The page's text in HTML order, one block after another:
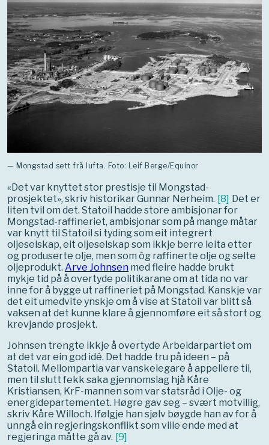
— Mongstad sett frå lufta. Foto: Leif Berge/Equinor
«Det var knyttet stor prestisje til Mongstad-
prosjektet», skriv historikar Gunnar Nerheim. [8] Det er
liten tvil om det. Statoil hadde store ambisjonar for
Mongstad-raffineriet, ambisjonar som på mange måtar
var knytt til Statoil si tyding som eit integrert
oljeselskap, eit oljeselskap som ikkje berre leita etter
og produserte olje, men som òg raffinerte olje og selte
oljeprodukt. Arve Johnsen med fleire hadde brukt
mykje tid på å overtyde politikarane om at tida no var
inne for å bygge ut raffineriet på Mongstad. Kanskje var
det eit umedvite ynskje om å vise at Statoil var blitt så
vaksen at det kunne klare å gjennomføre eit så stort og
krevjande prosjekt.
Johnsen trengte ikkje å overtyde Arbeidarpartiet om
at det var ein god idé. Det hadde tru på ideen – på
Statoil. Mellompartia var vanskelegare å appellere til,
men til slutt fekk saka gjennomslag hjå Kåre
Kristiansen, KrF-mannen som var statsråd i Olje- og
energidepartementet. Høgre gav seg – svært motvillig,
skriv Kåre Willoch. Ifølgje han sjølv bøygde han av for å
unngå ein regjeringskonflikt som ville ende med at
regjeringa måtte gå av. [9]